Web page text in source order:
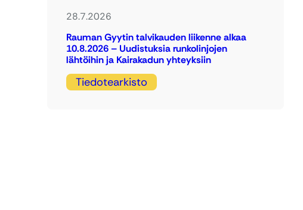
28.7.2026
Rauman Gyytin talvikauden liikenne alkaa
10.8.2026 – Uudistuksia runkolinjojen
lähtöihin ja Kairakadun yhteyksiin
Tiedotearkisto